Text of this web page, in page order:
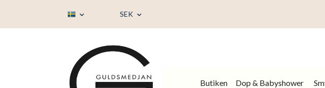
SEK
Butiken Dop & Babyshower